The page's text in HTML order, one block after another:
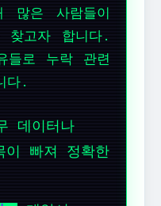
많은 사람들이
찾고자 합니다.
들로 누락 관련
다.
데이터나
이 빠져 정확한